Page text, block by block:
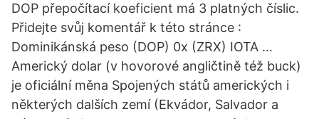
DOP přepočítací koeficient má 3 platných číslic.
Přidejte svůj komentář k této stránce :
Dominikánská peso (DOP) 0x (ZRX) IOTA …
Americký dolar (v hovorové angličtině též buck)
je oficiální měna Spojených států amerických i
některých dalších zemí (Ekvádor, Salvador a